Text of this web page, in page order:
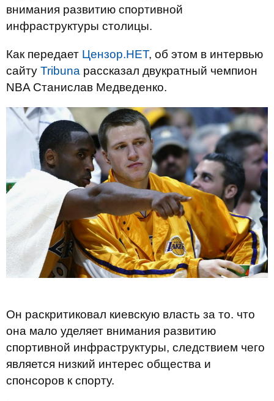
внимания развитию спортивной
инфраструктуры столицы.
Как передает Цензор.НЕТ, об этом в интервью
сайту Tribuna рассказал двукратный чемпион
NBA Станислав Медведенко.
Он раскритиковал киевскую власть за то. что
она мало уделяет внимания развитию
спортивной инфраструктуры, следствием чего
является низкий интерес общества и
спонсоров к спорту.